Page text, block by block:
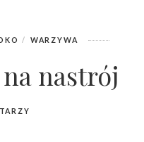
WARZYWA
nastrój